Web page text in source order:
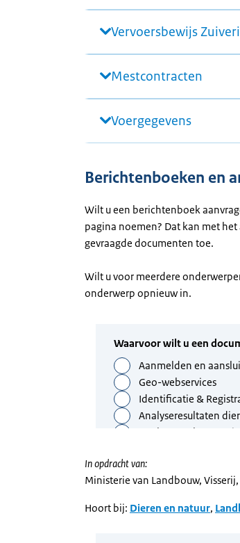
Vervoersbewijs
Mestcontracten
Voergegevens
Berichtenboeken en
Wilt u een berichtenboek
pagina noemen? Dat kan met
gevraagde documenten toe.
Wilt u voor meerdere
onderwerp opnieuw in.
In opdracht van:
Ministerie van Landbouw,
Hoort bij: Dieren en natuur,